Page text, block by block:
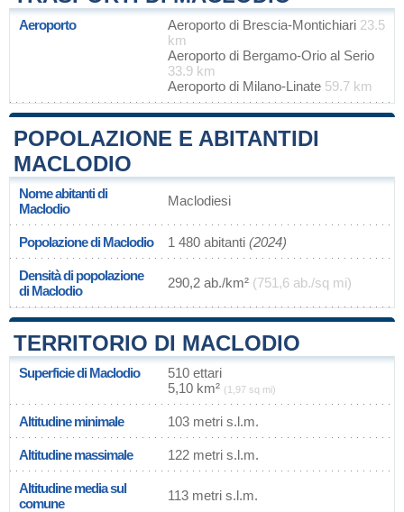
Aeroporto Aeroporto di Brescia-Montichiari 23.5
km
Aeroporto di Bergamo-Orio al Serio
33.9 km
Aeroporto di Milano-Linate 59.7 km
POPOLAZIONE E ABITANTIDI
MACLODIO
Nome abitanti di
Maclodio
Maclodiesi
Popolazione di Maclodio 1 480 abitanti (2024)
Densità di popolazione
di Maclodio
290,2 ab./km² (751,6 ab./sq mi)
TERRITORIO DI MACLODIO
Superficie di Maclodio
510 ettari
5,10 km² (1,97 sq mi)
Altitudine minimale 103 metri s.l.m.
Altitudine massimale 122 metri s.l.m.
Altitudine media sul
comune
113 metri s.l.m.